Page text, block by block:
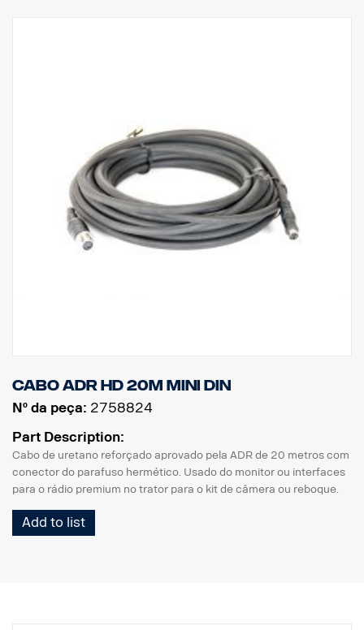
Cabo ADR HD 20m MINI DIN
Nº da peça: 2758824
Part Description:
Cabo de uretano reforçado aprovado pela ADR de 20 metros com
conector do parafuso hermético. Usado do monitor ou interfaces
para o rádio premium no trator para o kit de câmera ou reboque.
Add to list